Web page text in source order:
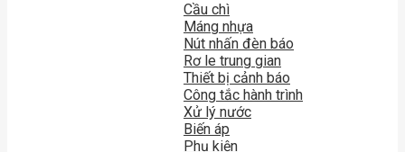
Cầu chì
Máng nhựa
Nút nhấn đèn báo
Rơ le trung gian
Thiết bị cảnh báo
Công tắc hành trình
Xử lý nước
Biến áp
Phụ kiện